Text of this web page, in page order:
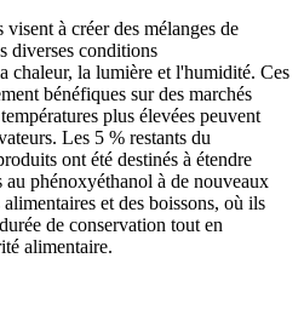
à créer des mélanges de
diverses conditions
chaleur, la lumière et l'humidité. Ces
bénéfiques sur des marchés
plus élevées peuvent
Les 5 % restants du
ont été destinés à étendre
phénoxyéthanol à de nouveaux
et des boissons, où ils
de conservation tout en
alimentaire.